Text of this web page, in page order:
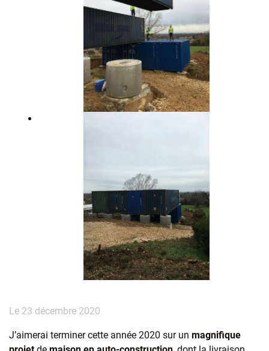
Le 23 décembre 2020
J’aimerai terminer cette année 2020 sur un magnifique